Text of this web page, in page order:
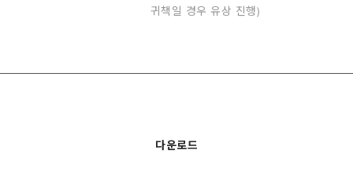
귀책일 경우 유상 진행)
다운로드